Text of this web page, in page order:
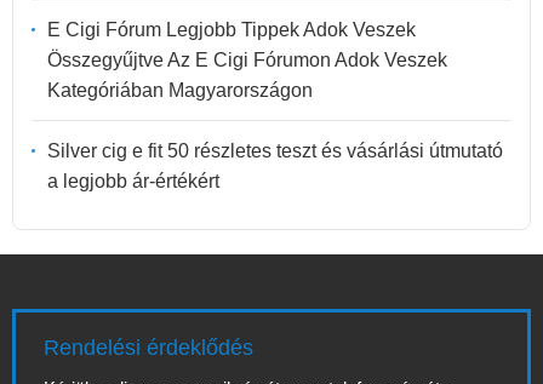
E Cigi Fórum Legjobb Tippek Adok Veszek
Összegyűjtve Az E Cigi Fórumon Adok Veszek
Kategóriában Magyarországon
Silver cig e fit 50 részletes teszt és vásárlási útmutató
a legjobb ár-értékért
Rendelési érdeklődés